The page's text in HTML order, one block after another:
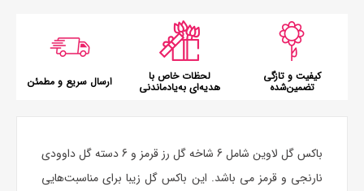
کیفیت و تازگی
تضمین‌شده
لحظات خاص با
هدیه‌ای به‌یادماندنی ارسال سریع و مطمئن
باکس گل لاوین شامل 6 شاخه گل رز قرمز و 6 دسته گل داوودی
نارنجی و قرمز می باشد. این باکس گل زیبا برای مناسبت‌هایی